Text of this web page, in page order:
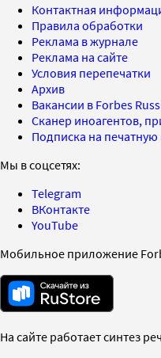
Контактная
Правила обработки
Реклама в журнале
Реклама на сайте
Условия перепечатки
Архив
Вакансии в Forbes
Сканер иноагентов,
Подписка на
Мы в соцсетях:
Telegram
ВКонтакте
YouTube
Мобильное приложение
На сайте работает синтез